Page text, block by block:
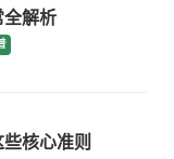
解析
核心准则